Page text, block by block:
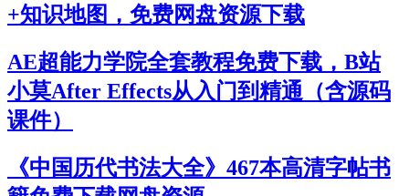
+知识地图，免费网盘资源下载
AE超能力学院全套教程免费下载，B站
小莫After Effects从入门到精通（含源码
课件）
《中国历代书法大全》467本高清字帖书